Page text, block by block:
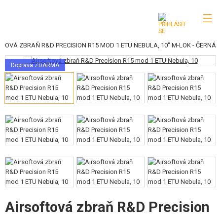
KATEGORIE
AIRSOFTOVÉ ZBRANĚ
VZDUCHOVÉ ZBRANĚ, PRAKY
GRANÁTOMETY, GRANÁTY
KULIČKY, PLYN
AKUMULÁTORY, NABÍJEČKY
ZÁSOBNÍKY, PLNIČKY
BRÝLE, MASKY
ZBRAŇ R&D PRECISION R15 MOD 1 ETU NEBULA, 10" M-LOK - ČERNÁ
Doprava ZDARMA
Airsoftová zbraň R&D Precision